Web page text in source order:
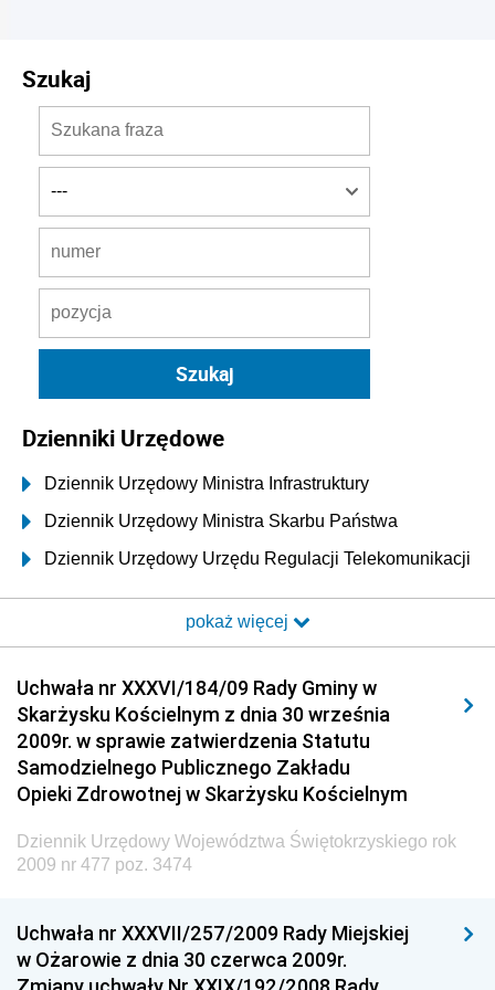
Szukaj
Dzienniki Urzędowe
Dziennik Urzędowy Ministra Infrastruktury
Dziennik Urzędowy Ministra Skarbu Państwa
Dziennik Urzędowy Urzędu Regulacji Telekomunikacji
Dziennik Urzędowy Ministra Transportu i Budownictwa
Elektronicznej
Dziennik Urzędowy Ministra Spraw Wewnętrznych i
Administracji
Dziennik Urzędowy Ministra Transportu
Dziennik Urzędowy Ministra Budownictwa
Dziennik Urzędowy Ministra Nauki i Szkolnictwa
Dziennik Urzędowy Głównego Urzędu Miar
Dziennik Urzędowy Ministra Rolnictwa i Rozwoju Wsi
pokaż więcej
Uchwała nr XXXVI/184/09 Rady Gminy w
Skarżysku Kościelnym z dnia 30 września
2009r. w sprawie zatwierdzenia Statutu
Samodzielnego Publicznego Zakładu
Opieki Zdrowotnej w Skarżysku Kościelnym
Dziennik Urzędowy Województwa Świętokrzyskiego rok
2009 nr 477 poz. 3474
Uchwała nr XXXVII/257/2009 Rady Miejskiej
w Ożarowie z dnia 30 czerwca 2009r.